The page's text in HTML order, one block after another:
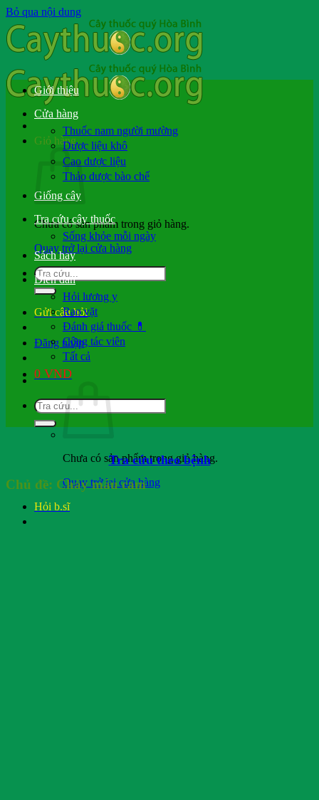
Bỏ qua nội dung
Giỏ hàng
Chưa có sản phẩm trong giỏ hàng.
Quay trở lại cửa hàng
Gửi câu hỏi
Đăng nhập
0 VND
Chưa có sản phẩm trong giỏ hàng.
Quay trở lại cửa hàng
Hỏi b.sĩ
Giới thiệu
Cửa hàng
Thuốc nam người mường
Dược liệu khô
Cao dược liệu
Thảo dược bào chế
Giống cây
Tra cứu cây thuốc
Sống khỏe mỗi ngày
Sách hay
Diễn đàn
Hỏi lương y
Rao vặt
Đánh giá thuốc 💊
Cộng tác viên
Tất cả
Tra cứu theo bệnh
Chủ đề: Chảy máu cam